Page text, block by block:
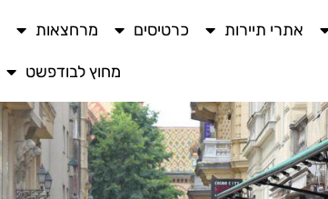
אתרי תיירות כרטיסים מרחצאות
מחוץ לבודפשט